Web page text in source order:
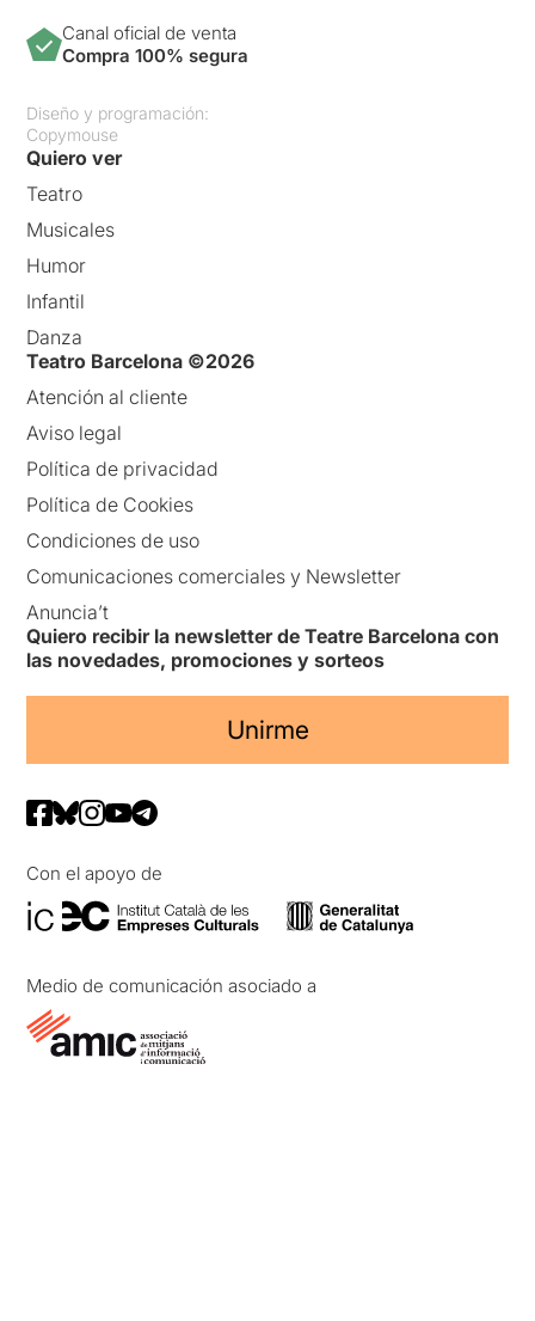
Canal oficial de venta
Compra 100% segura
Diseño y programación:
Copymouse
Quiero ver
Teatro
Musicales
Humor
Infantil
Danza
Teatro Barcelona ©2026
Atención al cliente
Aviso legal
Política de privacidad
Política de Cookies
Condiciones de uso
Comunicaciones comerciales y Newsletter
Anuncia’t
Quiero recibir la newsletter de Teatre Barcelona con
las novedades, promociones y sorteos
Unirme
Con el apoyo de
Medio de comunicación asociado a